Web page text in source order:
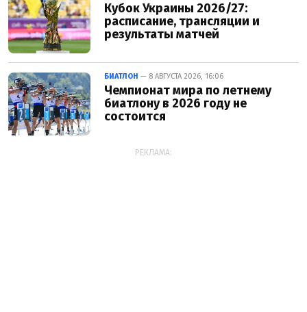
Кубок Украины 2026/27:
расписание, трансляции и
результаты матчей
БИАТЛОН — 8 АВГУСТА 2026, 16:06
Чемпионат мира по летнему
биатлону в 2026 году не
состоится
РЕКЛАМА: